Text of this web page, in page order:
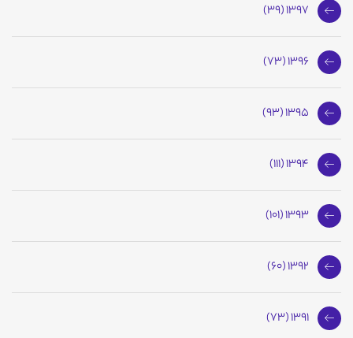
1397 (39)
1396 (73)
1395 (93)
1394 (111)
1393 (101)
1392 (60)
1391 (73)